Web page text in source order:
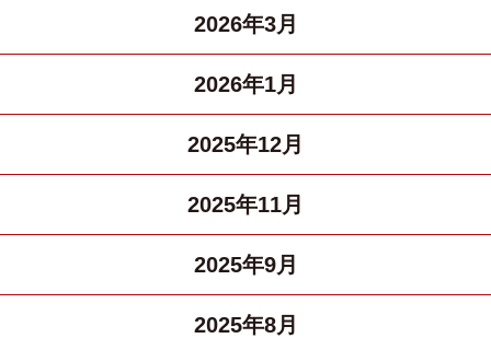
2026年3月
2026年1月
2025年12月
2025年11月
2025年9月
2025年8月